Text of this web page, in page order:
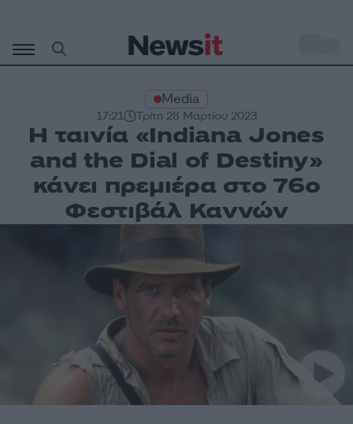
περιεχόμενο
Media
17:21 Τρίτη 28 Μαρτίου 2023
Η ταινία «Indiana Jones
and the Dial of Destiny»
κάνει πρεμιέρα στο 76ο
Φεστιβάλ Καννών